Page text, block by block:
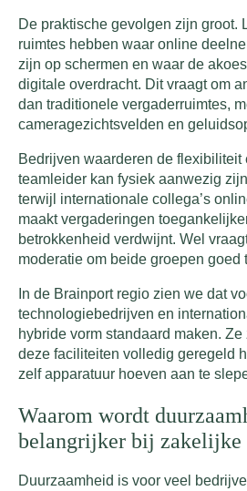
De praktische gevolgen zijn groot.
ruimtes hebben waar online
zijn op schermen en waar de
digitale overdracht. Dit vraagt om
dan traditionele vergaderruimtes,
cameragezichtsvelden en
Bedrijven waarderen de flexibiliteit
teamleider kan fysiek aanwezig
terwijl internationale collega’s
maakt vergaderingen
betrokkenheid verdwijnt. Wel
moderatie om beide groepen goed
In de Brainport regio zien we dat
technologiebedrijven en
hybride vorm standaard maken.
deze faciliteiten volledig geregeld
zelf apparatuur hoeven aan te
Waarom wordt
belangrijker bij zakelijke
Duurzaamheid is voor veel